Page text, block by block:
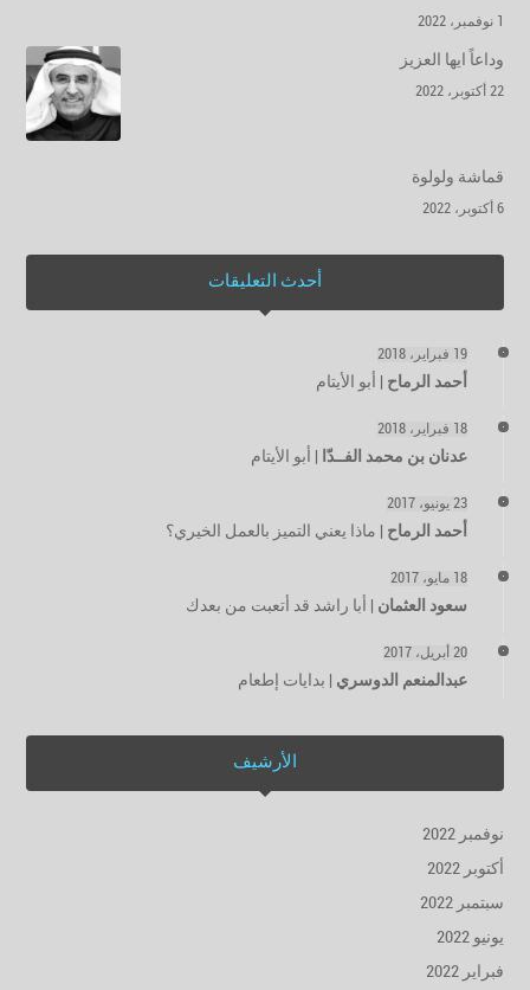
1 نوفمبر، 2022
وداعاً ايها العزيز
22 أكتوبر، 2022
قماشة ولولوة
6 أكتوبر، 2022
أحدث التعليقات
19 فبراير، 2018
أحمد الرماح أبو الأيتام
18 فبراير، 2018
عدنان بن محمد الفــدّا أبو الأيتام
23 يونيو، 2017
أحمد الرماح ماذا يعني التميز بالعمل الخيري؟
18 مايو، 2017
سعود العثمان أبا راشد قد أتعبت من بعدك
20 أبريل، 2017
عبدالمنعم الدوسري بدايات إطعام
الأرشيف
نوفمبر 2022
أكتوبر 2022
سبتمبر 2022
يونيو 2022
فبراير 2022